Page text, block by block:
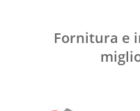
Fornitura e